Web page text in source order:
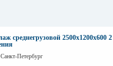
среднегрузовой 2500х1200х600
Петербург